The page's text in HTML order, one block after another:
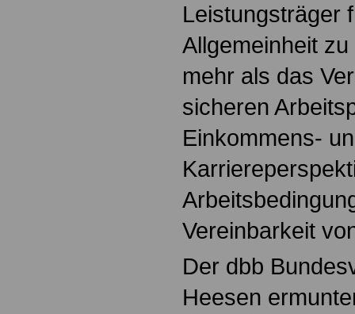
Leistungsträger
Allgemeinheit
mehr als das
sicheren
Einkommens-
Vereinbarkeit
Der dbb
Heesen